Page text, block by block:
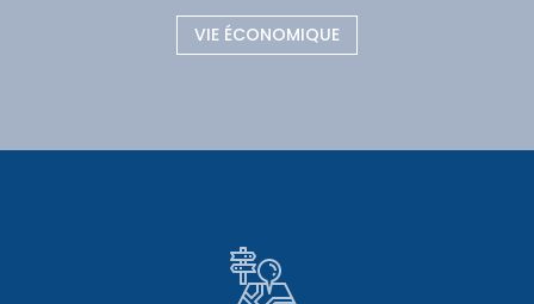
VIE ÉCONOMIQUE